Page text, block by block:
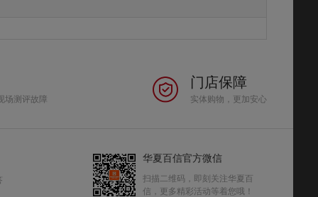
场测评故障
门店保障
实体购物，更加安心
华夏百信官方微信
扫描二维码，即刻关注华夏百
信，更多精彩活动等着您哦！